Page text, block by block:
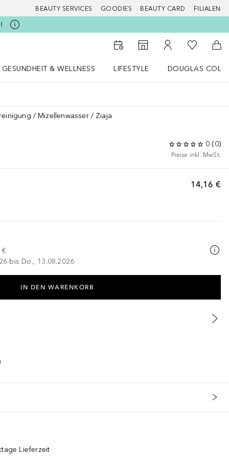
BEAUTY SERVICES GOODIES BEAUTY CARD FILIALEN
Zum Storefinder
Zu Meinem
Zu Meiner
GESUNDHEIT & WELLNESS
LIFESTYLE
DOUGLAS
Mizellenwasser Ziaja
0 (0)
Preise inkl. MwSt.
14,16 €
€
bis Do., 13.08.2026
IN DEN WARENKORB
Lieferzeit